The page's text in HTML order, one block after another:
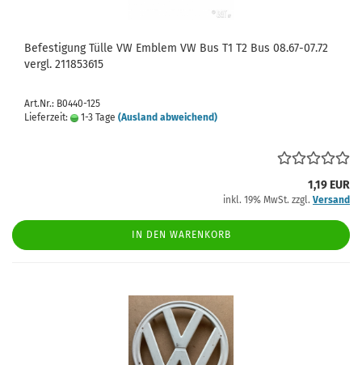
Befestigung Tülle VW Emblem VW Bus T1 T2 Bus 08.67-07.72
vergl. 211853615
Art.Nr.: B0440-125
Lieferzeit:
1-3 Tage (Ausland abweichend)
1,19 EUR
inkl. 19% MwSt. zzgl. Versand
IN DEN WARENKORB